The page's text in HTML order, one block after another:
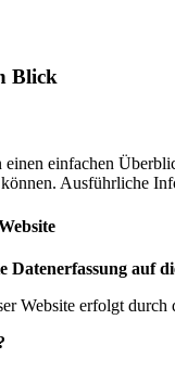
Blick
einfachen
Ausführliche
auf
Website erfolgt durch